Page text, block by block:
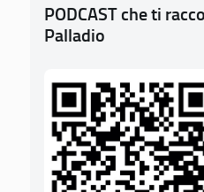
PODCAST che ti
Palladio